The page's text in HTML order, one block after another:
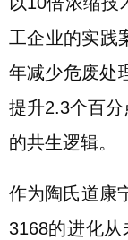
工企业的实践
年减少危废处
提升2.3个百
的共生逻辑。
作为陶氏道康
3168的进化